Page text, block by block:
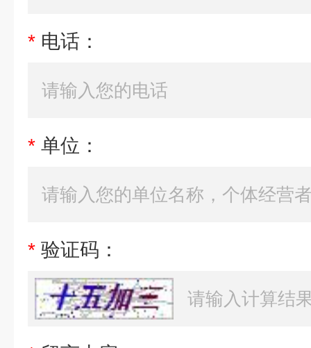
* 电话：
* 单位：
* 验证码：